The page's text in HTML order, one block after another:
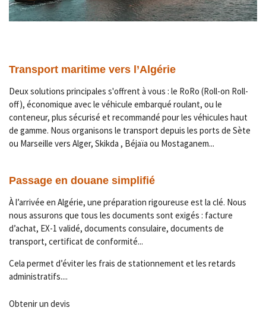
Transport maritime vers l’Algérie
Deux solutions principales s'offrent à vous : le RoRo (Roll-on Roll-
off), économique avec le véhicule embarqué roulant, ou le
conteneur, plus sécurisé et recommandé pour les véhicules haut
de gamme. Nous organisons le transport depuis les ports de Sète
ou Marseille vers Alger, Skikda , Béjaïa ou Mostaganem...
Passage en douane simplifié
À l’arrivée en Algérie, une préparation rigoureuse est la clé. Nous
nous assurons que tous les documents sont exigés : facture
d’achat, EX-1 validé, documents consulaire, documents de
transport, certificat de conformité...
Cela permet d’éviter les frais de stationnement et les retards
administratifs....
Obtenir un devis